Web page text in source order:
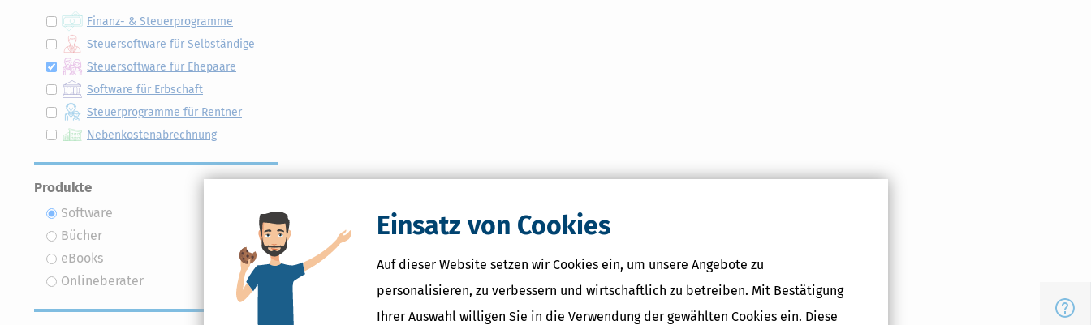
Einsatz von Cookies
Auf dieser Website setzen wir Cookies ein, um unsere Angebote zu
personalisieren, zu verbessern und wirtschaftlich zu betreiben. Mit Bestätigung
Ihrer Auswahl willigen Sie in die Verwendung der gewählten Cookies ein. Diese
FAQ
Finanz- & Steuerprogramme
Steuersoftware für Selbständige
Steuersoftware für Ehepaare
Software für Erbschaft
Steuerprogramme für Rentner
Nebenkostenabrechnung
Produkte
Software
Bücher
eBooks
Onlineberater